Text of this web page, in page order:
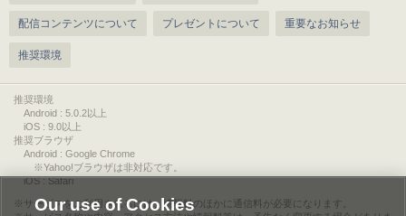
配信コンテンツについて プレゼントについて 重要なお知らせ
推奨環境
推奨環境
Android : 5.0.2以上
iOS : 9.0以上
推奨ブラウザ
Android : Google Chrome
※Yahoo!ブラウザは非対応です。
iOS : Safari
サービスをご利用されるには、情報料のほかに通信料が必要になります。
Our use of Cookies